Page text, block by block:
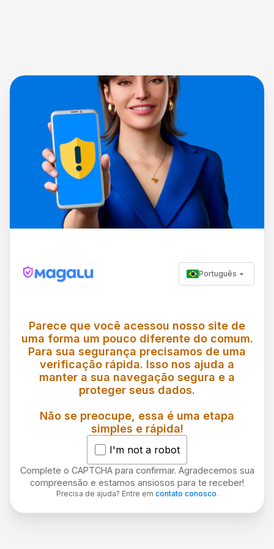
Português
Parece que você acessou nosso site de
uma forma um pouco diferente do comum.
Para sua segurança precisamos de uma
verificação rápida. Isso nos ajuda a
manter a sua navegação segura e a
proteger seus dados.
Não se preocupe, essa é uma etapa
simples e rápida!
I'm not a robot
Complete o CAPTCHA para confirmar. Agradecemos sua
compreensão e estamos ansiosos para te receber!
Precisa de ajuda? Entre em contato conosco.